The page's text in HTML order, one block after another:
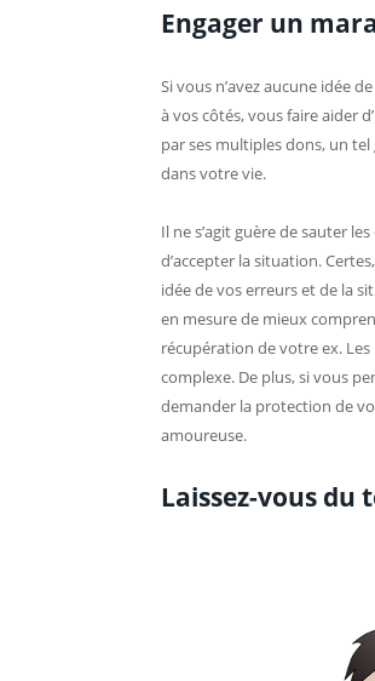
Engager un
Si vous n’avez aucune idée
à vos côtés, vous faire aider
par ses multiples dons, un
dans votre vie.
Il ne s’agit guère de sauter
d’accepter la situation.
idée de vos erreurs et de la
en mesure de mieux
récupération de votre ex.
complexe. De plus, si vous
demander la protection de
amoureuse.
Laissez-vous du